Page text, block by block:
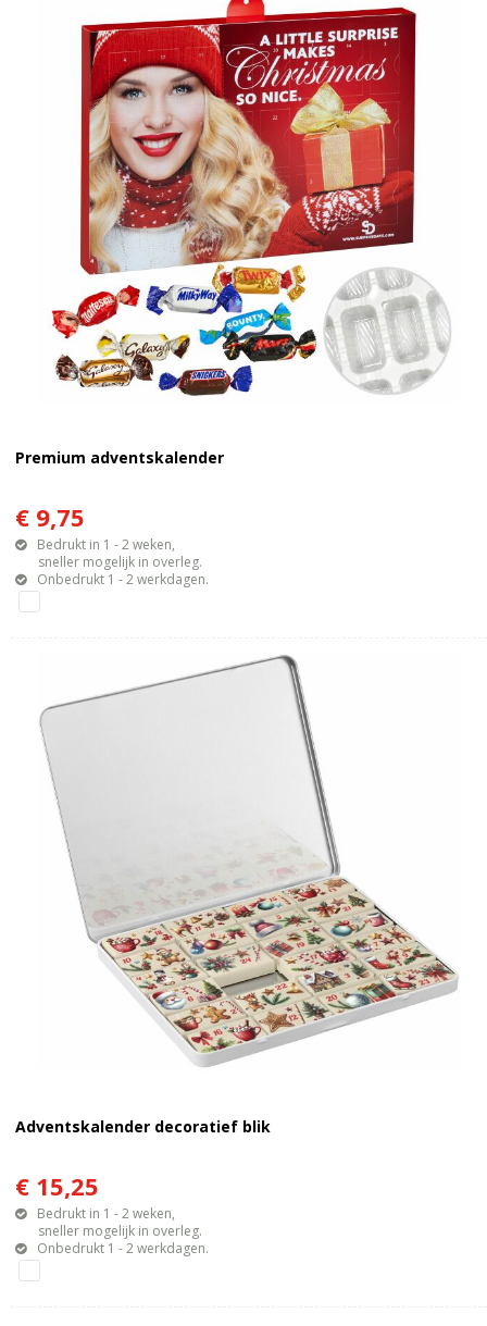
Premium adventskalender
€ 9,75
Bedrukt in 1 - 2 weken,
sneller mogelijk in overleg.
Onbedrukt 1 - 2 werkdagen.
Adventskalender decoratief blik
€ 15,25
Bedrukt in 1 - 2 weken,
sneller mogelijk in overleg.
Onbedrukt 1 - 2 werkdagen.